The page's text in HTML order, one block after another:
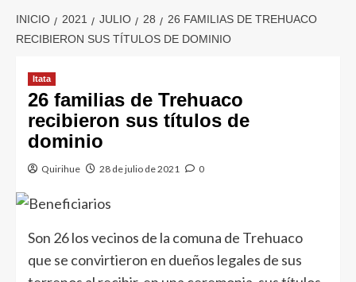
INICIO 2021 JULIO 28
26 FAMILIAS DE TREHUACO
RECIBIERON SUS TÍTULOS DE DOMINIO
Itata
26 familias de Trehuaco
recibieron sus títulos de
dominio
Quirihue 28 de julio de 2021 0
Son 26 los vecinos de la comuna de Trehuaco
que se convirtieron en dueños legales de sus